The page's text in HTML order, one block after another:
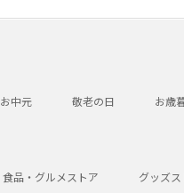
お中元 敬老の日 お歳
食品・グルメストア グッズス